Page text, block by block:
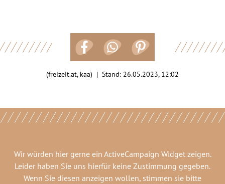
(freizeit.at, kaa) | Stand: 26.05.2023, 12:02
Wir würden hier gerne ein ActiveCampaign Widgetzeigen.
Leider haben Sie uns hierfür keine Zustimmung gegeben.
Wenn Sie diesen anzeigen wollen, stimmen sie bitte